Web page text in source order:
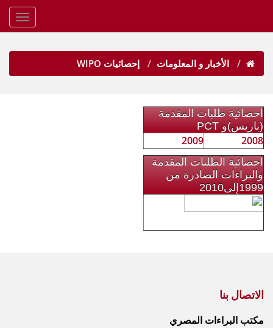
الأخبار و المعلومات إحصائيات WIPO
احصائية طلبات المقدمة
(باريس)و PCT
2008
2009
احصائية الطلبات المقدمة
والبراءات الصادرة من
1999إلى2010
الاتصال بنا
مكتب البراءات المصري